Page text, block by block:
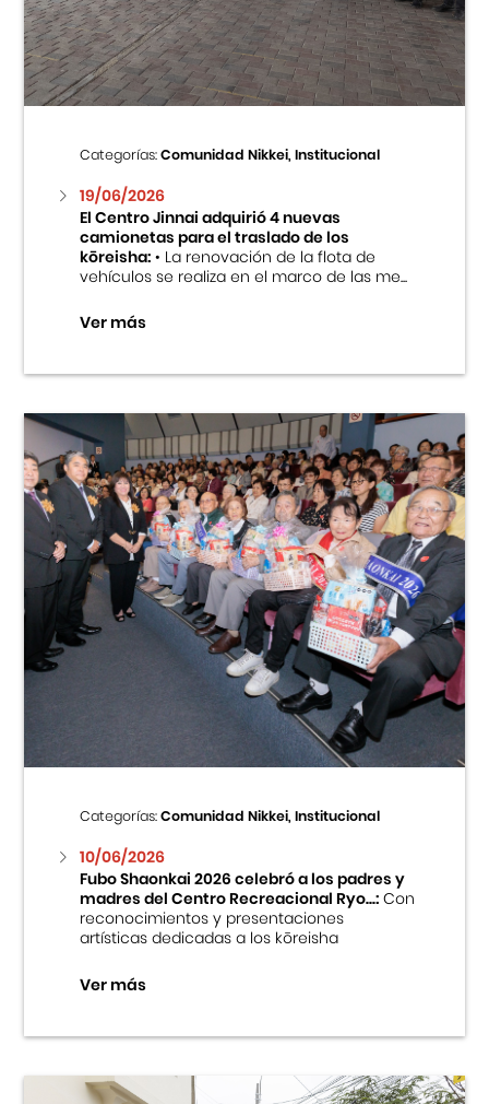
Centro Cultural Peruano Japonés
Cursos
Museo de la Inmigración Japonesa
Fondo Editorial
Teatro Peruano Japonés
Categorías:Comunidad Nikkei, Institucional
19/06/2026
El Centro Jinnai adquirió 4 nuevas
camionetas para el traslado de los
kōreisha:• La renovación de la flota de
vehículos se realiza en el marco de las me...
Ver más
Categorías:Comunidad Nikkei, Institucional
10/06/2026
Fubo Shaonkai 2026 celebró a los padres y
madres del Centro Recreacional Ryo...:Con
reconocimientos y presentaciones
artísticas dedicadas a los kōreisha
Ver más